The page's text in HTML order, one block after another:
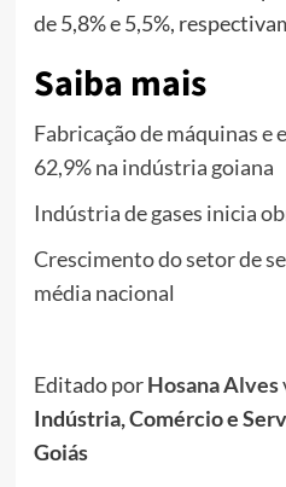
de 5,8% e 5,5%,
Saiba mais
Fabricação de máquinas e
62,9% na indústria goiana
Indústria de gases inicia
Crescimento do setor de
média nacional
Editado porHosana Alves
Indústria, Comércio e
Goiás